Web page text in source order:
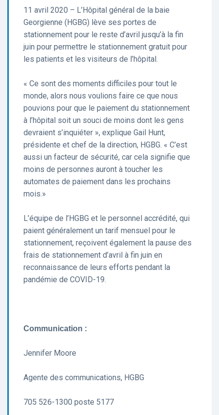
11 avril 2020 – L’Hôpital général de la baie
Georgienne (HGBG) lève ses portes de
stationnement pour le reste d’avril jusqu’à la fin
juin pour permettre le stationnement gratuit pour
les patients et les visiteurs de l’hôpital.
« Ce sont des moments difficiles pour tout le
monde, alors nous voulions faire ce que nous
pouvions pour que le paiement du stationnement
à l’hôpital soit un souci de moins dont les gens
devraient s’inquiéter », explique Gail Hunt,
présidente et chef de la direction, HGBG. « C’est
aussi un facteur de sécurité, car cela signifie que
moins de personnes auront à toucher les
automates de paiement dans les prochains
mois.»
L’équipe de l’HGBG et le personnel accrédité, qui
paient généralement un tarif mensuel pour le
stationnement, reçoivent également la pause des
frais de stationnement d’avril à fin juin en
reconnaissance de leurs efforts pendant la
pandémie de COVID-19.
Communication :
Jennifer Moore
Agente des communications, HGBG
705 526-1300 poste 5177